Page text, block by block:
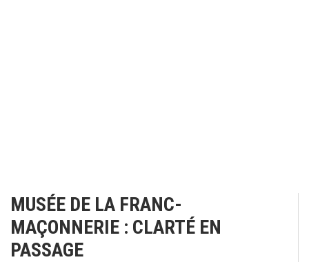
MUSÉE DE LA FRANC-
MAÇONNERIE : CLARTÉ EN
PASSAGE